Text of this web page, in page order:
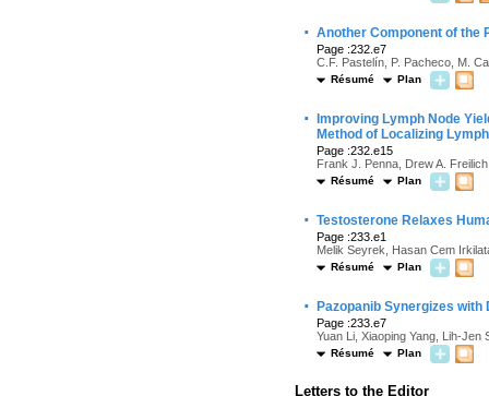
· Another Component of the
Page :232.e7
C.F. Pastelín, P. Pacheco, M.
Résumé Plan
·
Improving Lymph Node
Method of Localizing
Page :232.e15
Frank J. Penna, Drew A.
Résumé Plan
· Testosterone Relaxes
Page :233.e1
Melik Seyrek, Hasan Cem
Résumé Plan
· Pazopanib Synergizes
Page :233.e7
Yuan Li, Xiaoping Yang, Lih-Jen
Résumé Plan
Letters to the Editor